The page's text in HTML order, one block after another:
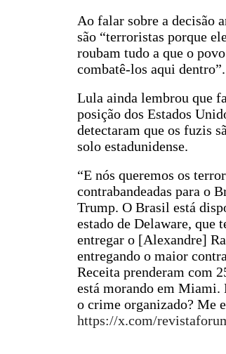
Ao falar sobre a decisão
são “terroristas porque
roubam tudo a que o
combatê-los aqui dentro”.
Lula ainda lembrou que
posição dos Estados
detectaram que os fuzis
solo estadunidense.
“E nós queremos os
contrabandeadas para o
Trump. O Brasil está
estado de Delaware, que
entregar o [Alexandre]
entregando o maior
Receita prenderam com
está morando em Miami.
o crime organizado? Me
https://x.com/